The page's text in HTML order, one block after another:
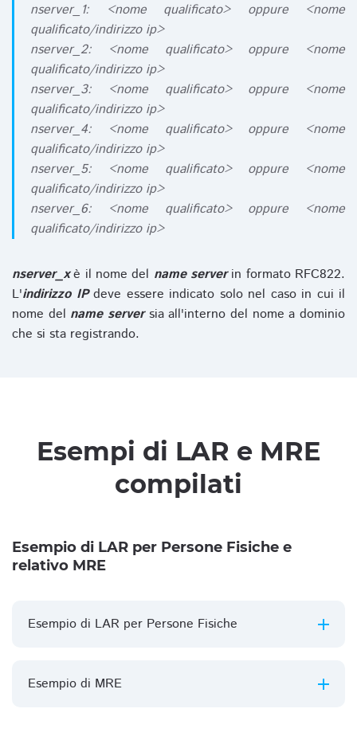
nserver_1: <nome qualificato> oppure <nome
qualificato/indirizzo ip>
nserver_2: <nome qualificato> oppure <nome
qualificato/indirizzo ip>
nserver_3: <nome qualificato> oppure <nome
qualificato/indirizzo ip>
nserver_4: <nome qualificato> oppure <nome
qualificato/indirizzo ip>
nserver_5: <nome qualificato> oppure <nome
qualificato/indirizzo ip>
nserver_6: <nome qualificato> oppure <nome
qualificato/indirizzo ip>
nserver_xè il nome del name serverin formato RFC822.
L'indirizzo IPdeve essere indicato solo nel caso in cui il
nome del name serversia all'interno del nome a dominio
che si sta registrando.
Esempi di LAR e MRE
compilati
Esempio di LAR per Persone Fisiche e
relativo MRE
Esempio di LAR per Persone Fisiche
Esempio di MRE